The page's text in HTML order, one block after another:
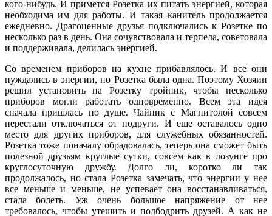
кого-нибудь. И примется Розетка их питать энергией, которая
необходима им для работы. И такая канитель продолжается
ежедневно. Драгоценные друзья подключались к Розетке по
несколько раз в день. Она сочувствовала и терпела, советовала
и поддерживала, делилась энергией.
Со временем приборов на кухне прибавлялось. И все они
нуждались в энергии, но Розетка была одна. Поэтому Хозяин
решил установить на Розетку тройник, чтобы несколько
приборов могли работать одновременно. Всем эта идея
сначала пришлась по душе. Чайник с Магнитолой совсем
перестали отключаться от подруги. И еще оставалось одно
место для других приборов, для служебных обязанностей.
Розетка тоже поначалу обрадовалась, теперь она сможет быть
полезной друзьям круглые сутки, совсем как в лозунге про
круглосуточную дружбу. Долго ли, коротко ли так
продолжалось, но стала Розетка замечать, что энергии у нее
все меньше и меньше, не успевает она восстанавливаться,
стала болеть. Уж очень большое напряжение от нее
требовалось, чтобы утешить и подбодрить друзей. А как не